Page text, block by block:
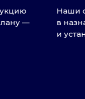
—
Наши
в
и